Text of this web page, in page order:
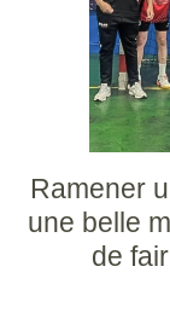
Ramener
une belle
de